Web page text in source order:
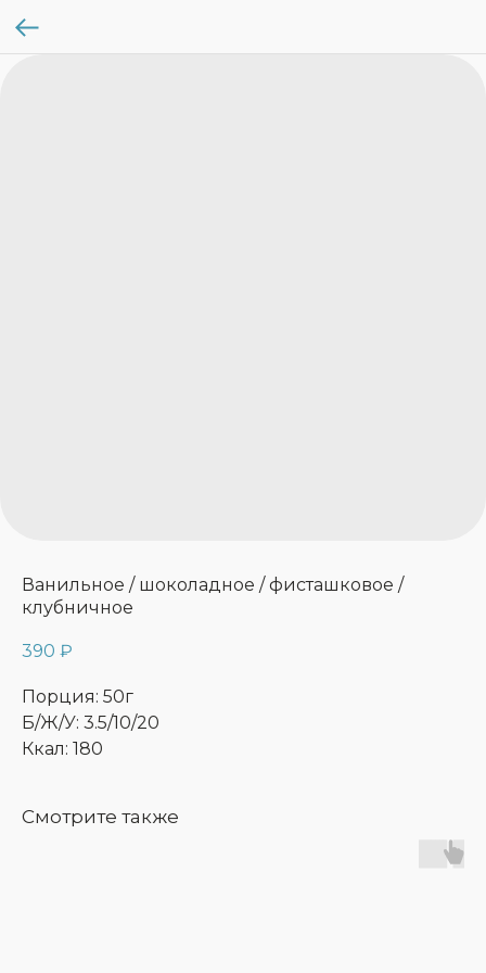
Ванильное / шоколадное / фисташковое /
клубничное
390 ₽
Порция: 50г
Б/Ж/У: 3.5/10/20
Ккал: 180
Смотрите также